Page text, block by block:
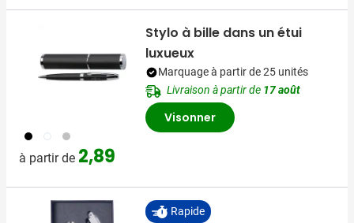
001 002 032
à partir de 2,89
Stylo à bille dans un étui
luxueux
Marquage à partir de 25 unités
Livraison à partir de 17 août
Visonner
Rapide